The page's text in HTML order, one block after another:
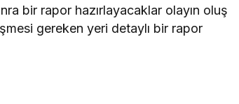
bir rapor hazırlayacaklar olayın oluş
gereken yeri detaylı bir rapor